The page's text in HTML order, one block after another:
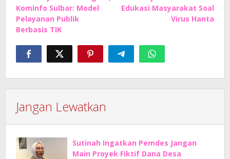
Kominfo Sulbar: Model
Pelayanan Publik
Berbasis TIK
Edukasi Masyarakat Soal
Virus Hanta
Jangan Lewatkan
Sutinah Ingatkan Pemdes Jangan
Main Proyek Fiktif Dana Desa